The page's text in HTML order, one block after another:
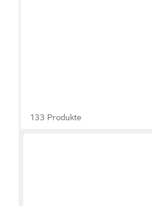
133 Produkte